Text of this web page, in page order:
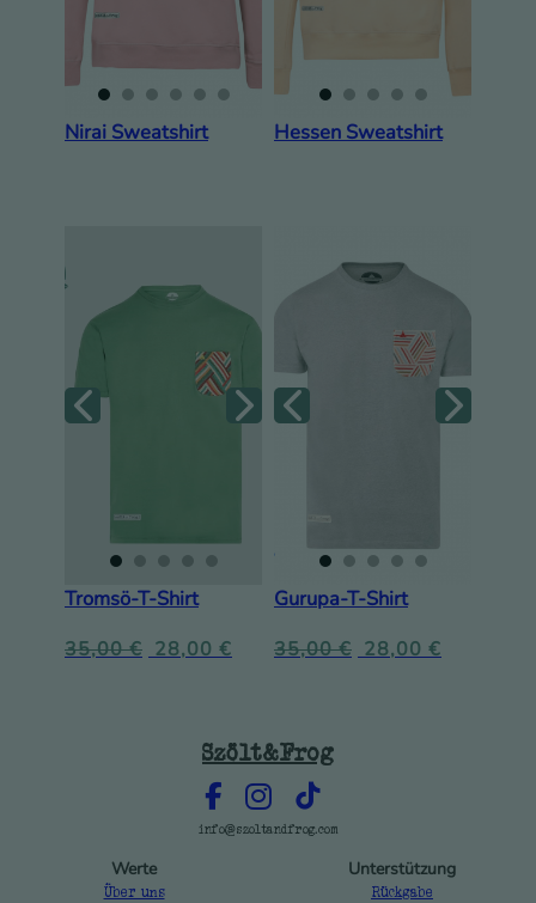
Nirai Sweatshirt Hessen Sweatshirt
Tromsö-T-Shirt
35,00€ 28,00 €
Gurupa-T-Shirt
35,00€ 28,00 €
Szölt&Frog
info@szoltandfrog.com
Werte
Über uns
Unterstützung
Rückgabe